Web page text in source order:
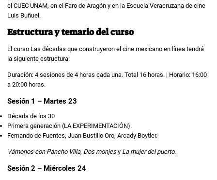
el CUEC UNAM, en el Faro de Aragón y en la Escuela Veracruzana de cine
Luis Buñuel.
Estructura y temario del curso
El curso Las décadas que construyeron el cine mexicano en línea tendrá
la siguiente estructura:
Duración: 4 sesiones de 4 horas cada una. Total 16 horas. | Horario: 16:00
a 20:00 horas.
Sesión 1 – Martes 23
Década de los 30
Primera generación (LA EXPERIMENTACIÓN).
Fernando de Fuentes, Juan Bustillo Oro, Arcady Boytler.
Vámonos con Pancho Villa, Dos monjesy La mujer del puerto.
Sesión 2 – Miércoles 24